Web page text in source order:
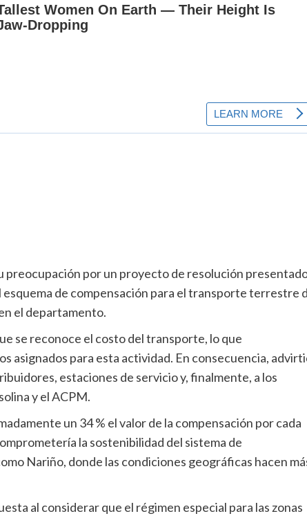
preocupación por un proyecto de resolución
de compensación para el transporte terrestre
el departamento.
se reconoce el costo del transporte, lo que
asignados para esta actividad. En consecuencia,
estaciones de servicio y, finalmente, a los
y el ACPM.
un 34 % el valor de la compensación por cada
la sostenibilidad del sistema de
Nariño, donde las condiciones geográficas hacen
al considerar que el régimen especial para las zonas